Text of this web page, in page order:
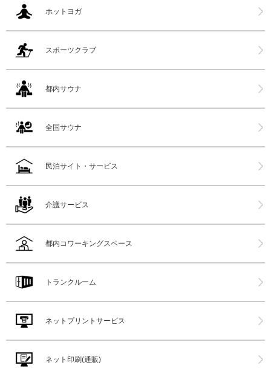
ホットヨガ
スポーツクラブ
都内サウナ
全国サウナ
民泊サイト・サービス
介護サービス
都内コワーキングスペース
トランクルーム
ネットプリントサービス
ネット印刷(通販)